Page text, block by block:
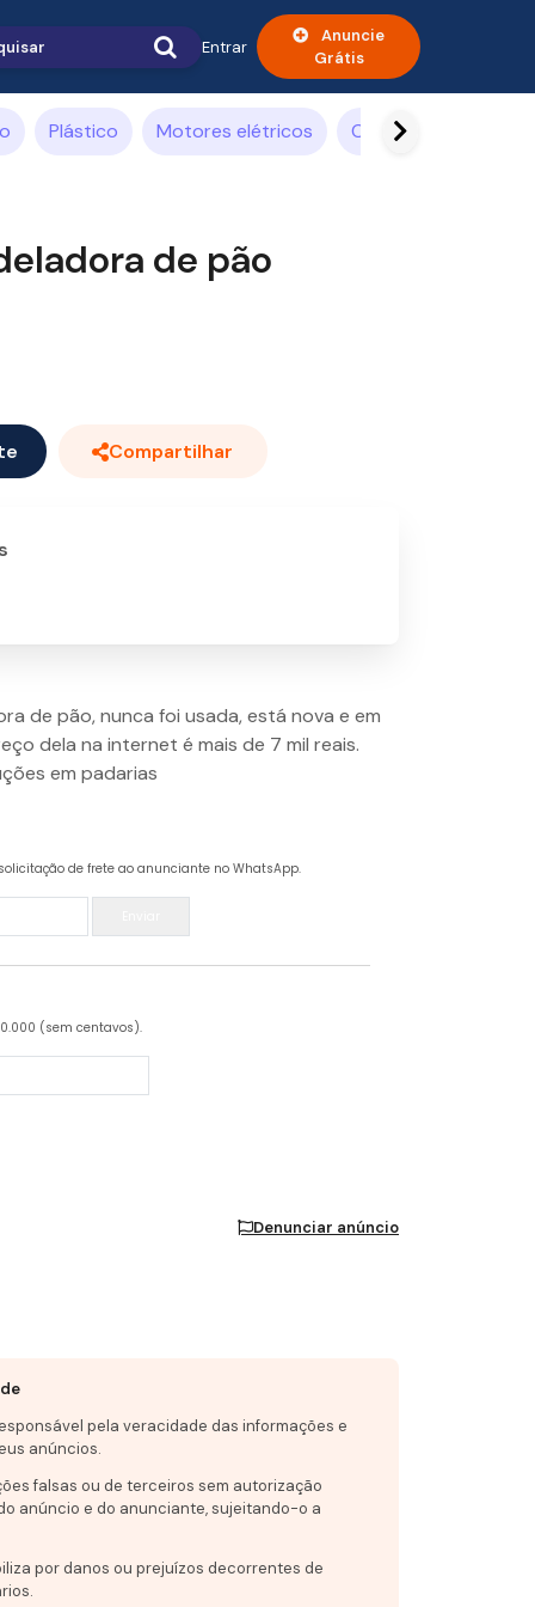
Entrar
Anuncie
Grátis
Plástico Motores elétricos Compressor de ar
de pão
Compartilhar
de pão, nunca foi usada, está nova e em
dela na internet é mais de 7 mil reais.
em padarias
de frete ao anunciante no WhatsApp.
(sem centavos).
Denunciar anúncio
pela veracidade das informações e
anúncios.
falsas ou de terceiros sem autorização
anúncio e do anunciante, sujeitando-o a
por danos ou prejuízos decorrentes de